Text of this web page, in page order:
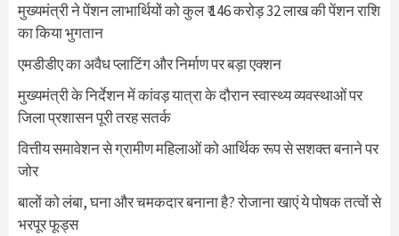
मुख्यमंत्री ने पेंशन लाभार्थियों को कुल ₹ 146 करोड़ 32 लाख की पेंशन राशि
का किया भुगतान
एमडीडीए का अवैध प्लाटिंग और निर्माण पर बड़ा एक्शन
मुख्यमंत्री के निर्देशन में कांवड़ यात्रा के दौरान स्वास्थ्य व्यवस्थाओं पर
जिला प्रशासन पूरी तरह सतर्क
वित्तीय समावेशन से ग्रामीण महिलाओं को आर्थिक रूप से सशक्त बनाने पर
जोर
बालों को लंबा, घना और चमकदार बनाना है? रोजाना खाएं ये पोषक तत्वों से
भरपूर फूड्स